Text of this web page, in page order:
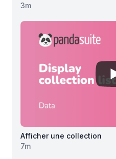
3m
Afficher une collection
7m